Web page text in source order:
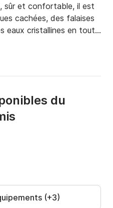
sûr et confortable, il est
cachées, des falaises
eaux cristallines en toute
confortablement jusqu’à
familles, les groupes
de détente.
coussins de bain de
du soleil et d’une
après une baignade.
nous offrons un court
Le moteur de
du
(+3)